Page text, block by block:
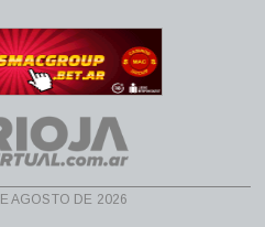
agosto de 2026